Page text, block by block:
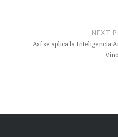
NEXT
Así se aplica la Inteligencia
Vino